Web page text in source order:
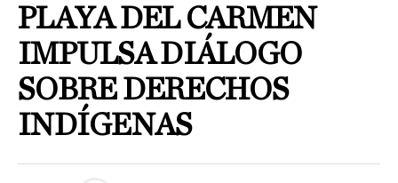
PLAYA DEL CARMEN
IMPULSA DIÁLOGO
SOBRE DERECHOS
INDÍGENAS